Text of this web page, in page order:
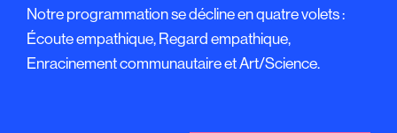
Notre programmation se décline en quatre volets :
Écoute empathique, Regard empathique,
Enracinement communautaire et Art/Science.